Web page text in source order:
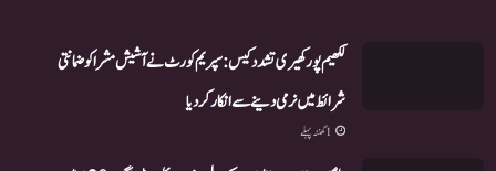
لکھیم پور کھیری تشدد کیس: سپریم کورٹ نے آشیش مشرا کو ضمانتی
شرائط میں نرمی دینے سے انکار کر دیا
1 گھنٹہ پہلے